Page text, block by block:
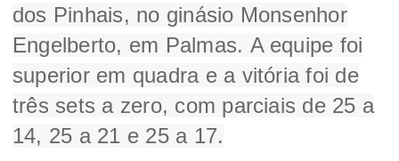
dos Pinhais, no ginásio Monsenhor
Engelberto, em Palmas. A equipe foi
superior em quadra e a vitória foi de
três sets a zero, com parciais de 25 a
14, 25 a 21 e 25 a 17.